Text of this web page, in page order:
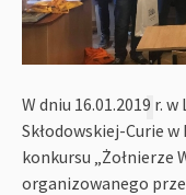
W dniu 16.01.2019 r.
Skłodowskiej-Curie
konkursu „Żołnierze
organizowanego